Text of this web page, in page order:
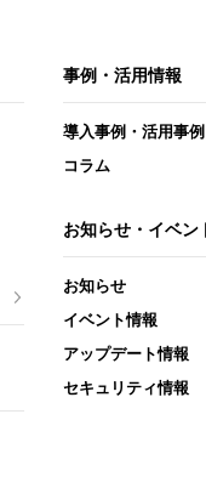
事例・活用情報
導入事例・活用事例
コラム
お知らせ・イベン
お知らせ
イベント情報
アップデート情報
セキュリティ情報